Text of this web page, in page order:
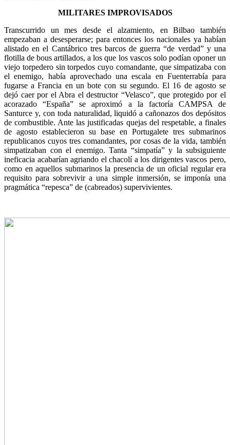
MILITARES IMPROVISADOS
Transcurrido un mes desde el alzamiento, en Bilbao también
empezaban a desesperarse; para entonces los nacionales ya habían
alistado en el Cantábrico tres barcos de guerra “de verdad” y una
flotilla de bous artillados, a los que los vascos solo podían oponer un
viejo torpedero sin torpedos cuyo comandante, que simpatizaba con
el enemigo, había aprovechado una escala en Fuenterrabía para
fugarse a Francia en un bote con su segundo. El 16 de agosto se
dejó caer por el Abra el destructor “Velasco”, que protegido por el
acorazado “España” se aproximó a la factoría CAMPSA de
Santurce y, con toda naturalidad, liquidó a cañonazos dos depósitos
de combustible. Ante las justificadas quejas del respetable, a finales
de agosto establecieron su base en Portugalete tres submarinos
republicanos cuyos tres comandantes, por cosas de la vida, también
simpatizaban con el enemigo. Tanta “simpatía” y la subsiguiente
ineficacia acabarían agriando el chacolí a los dirigentes vascos pero,
como en aquellos submarinos la presencia de un oficial regular era
requisito para sobrevivir a una simple inmersión, se imponía una
pragmática “repesca” de (cabreados) supervivientes.